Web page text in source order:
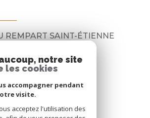
REMPART SAINT-ÉTIENNE
44 30
notre site
les cookies
accompagner pendant
visite.
acceptez l'utilisation des